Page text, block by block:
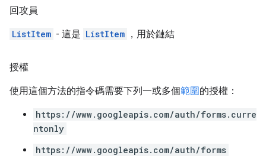
回攻員
ListItem - 這是 ListItem ，用於鏈結
授權
使用這個方法的指令碼需要下列一或多個範圍的授權：
https://www.googleapis.com/auth/forms.curre
ntonly
https://www.googleapis.com/auth/forms